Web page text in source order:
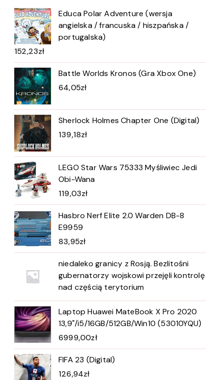
Educa Polar Adventure (wersja
angielska / francuska / hiszpańska /
portugalska)
152,23zł
Battle Worlds Kronos (Gra Xbox One)
64,05zł
Sherlock Holmes Chapter One (Digital)
139,18zł
LEGO Star Wars 75333 Myśliwiec Jedi
Obi-Wana
119,03zł
Hasbro Nerf Elite 2.0 Warden DB-8
E9959
83,95zł
niedaleko granicy z Rosją. Bezlitośni
gubernatorzy wojskowi przejęli kontrolę
nad częścią terytorium
Laptop Huawei MateBook X Pro 2020
13,9"/i5/16GB/512GB/Win10 (53010YQU)
6999,00zł
FIFA 23 (Digital)
126,94zł